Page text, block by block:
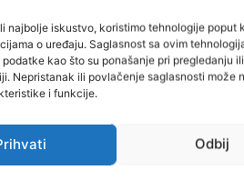
najbolje iskustvo, koristimo tehnologije poput
o uređaju. Saglasnost sa ovim
podatke kao što su ponašanje pri pregledanju
Nepristanak ili povlačenje saglasnosti može
i funkcije.
Odbij
REACH THE
BOSNIA FACE